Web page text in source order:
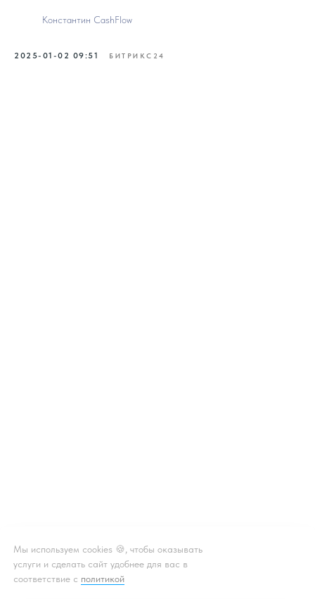
Константин CashFlow
2025-01-02 09:51 БИТРИКС24
Мы используем cookies 🍪, чтобы оказывать
услуги и сделать сайт удобнее для вас в
соответствие с политикой